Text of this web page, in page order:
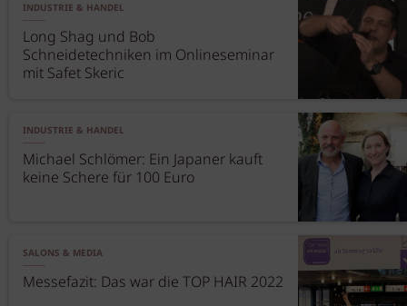
INDUSTRIE & HANDEL
Long Shag und Bob
Schneidetechniken im Onlineseminar
mit Safet Skeric
INDUSTRIE & HANDEL
Michael Schlömer: Ein Japaner kauft
keine Schere für 100 Euro
SALONS & MEDIA
Messefazit: Das war die TOP HAIR 2022